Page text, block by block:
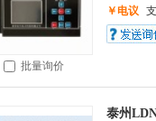
批量询价
￥电议
泰州